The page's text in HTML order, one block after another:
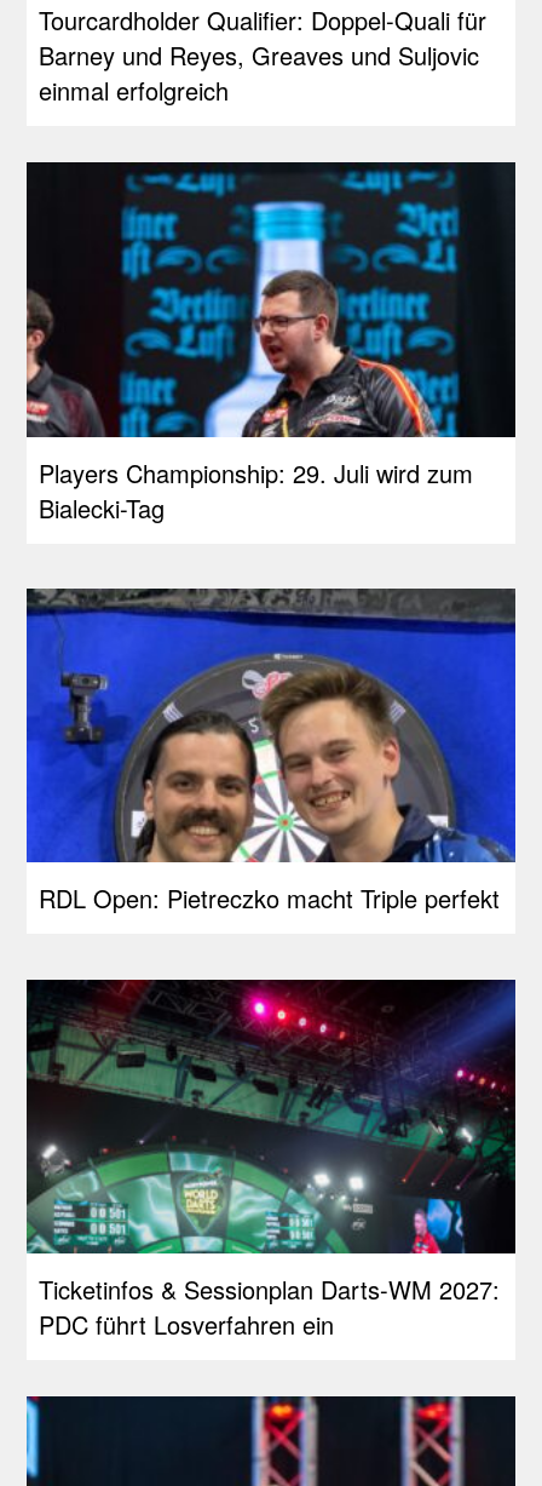
Tourcardholder Qualifier: Doppel-Quali für
Barney und Reyes, Greaves und Suljovic
einmal erfolgreich
Players Championship: 29. Juli wird zum
Bialecki-Tag
RDL Open: Pietreczko macht Triple perfekt
Ticketinfos & Sessionplan Darts-WM 2027:
PDC führt Losverfahren ein